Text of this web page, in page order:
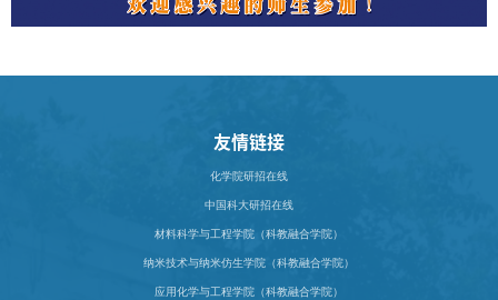
友情链接
化学院研招在线
中国科大研招在线
材料科学与工程学院（科教融合学院）
纳米技术与纳米仿生学院（科教融合学院）
应用化学与工程学院（科教融合学院）